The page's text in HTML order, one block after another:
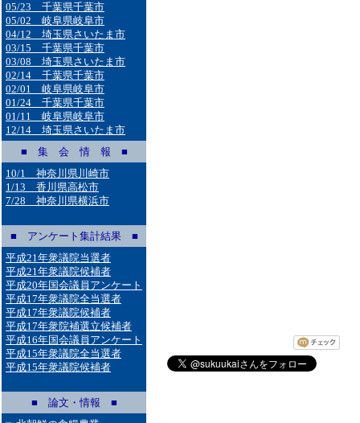
05/23 千葉県千葉市
05/02 岐阜県岐阜市
04/12 埼玉県さいたま市
03/15 千葉県千葉市
03/08 埼玉県さいたま市
02/14 千葉県千葉市
02/01 岐阜県岐阜市
01/24 千葉県千葉市
01/11 岐阜県岐阜市
12/14 埼玉県さいたま市
■ 集 会 情 報 ■
10/1 神奈川県川崎市
1/13 香川県高松市
7/28 神奈川県横浜市
■ アンケート集計結果 ■
平成21年衆議院当選者
平成21年衆議院候補者
平成20年国会議員アンケート
平成17年衆議院全当選者
平成17年衆議院候補者
平成17年衆院補選立候補者
平成16年国会議員アンケート
平成15年衆議院全当選者
平成15年衆議院候補者
■ 論文・情報 ■